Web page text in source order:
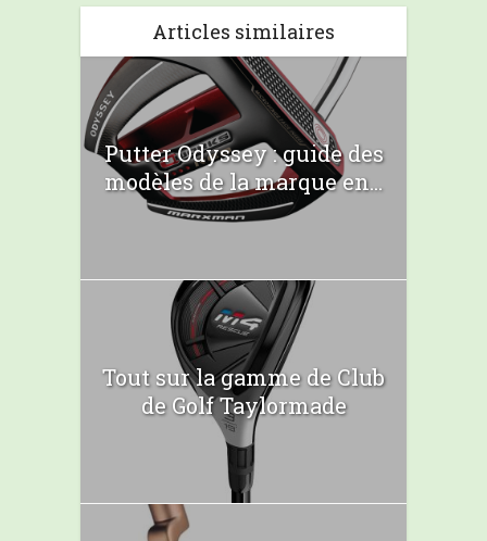
Articles similaires
Putter Odyssey : guide des
modèles de la marque en...
Tout sur la gamme de Club
de Golf Taylormade